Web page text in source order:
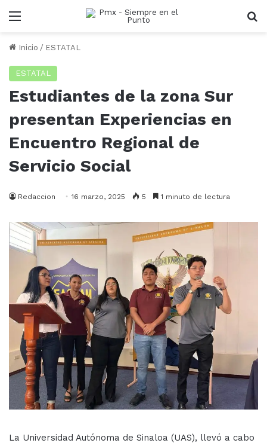
Menu
Inicio / ESTATAL
ESTATAL
Estudiantes de la zona Sur
presentan Experiencias en
Encuentro Regional de
Servicio Social
Redaccion 16 marzo, 2025 5 1 minuto de lectura
La Universidad Autónoma de Sinaloa (UAS), llevó a cabo